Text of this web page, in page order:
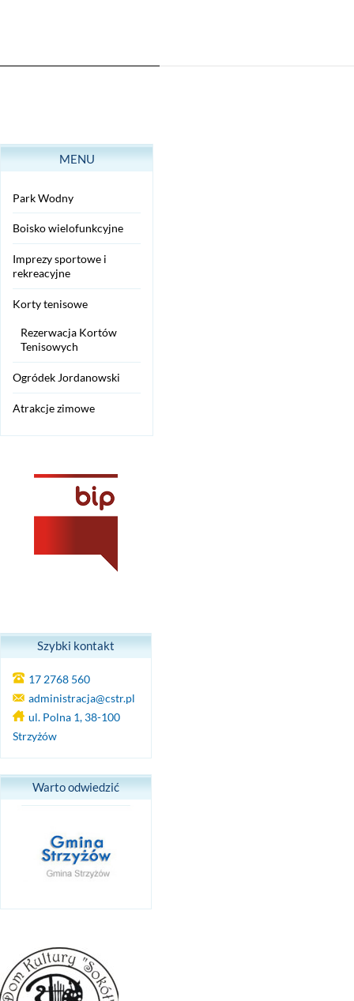
MENU
Park Wodny
Boisko wielofunkcyjne
Imprezy sportowe i
rekreacyjne
Korty tenisowe
Rezerwacja Kortów
Tenisowych
Ogródek Jordanowski
Atrakcje zimowe
Szybki kontakt
17 2768 560
administracja@cstr.pl
ul. Polna 1, 38-100
Strzyżów
Warto odwiedzić